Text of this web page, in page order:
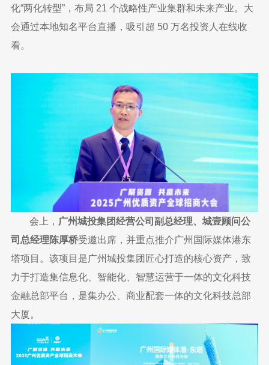
化“两化转型”，布局 21 个战略性产业集群和未来产业。大
会通过本地知名平台直播，吸引超 50 万名投资人在线收
看。
会上， 广州城投集团经营公司副总经理、城壹顾问公
司总经理陈厚桥受邀出席，并重点推介广州国际媒体港东
塔项目。该项目是广州城投集团匠心打造的核心资产，致
力于打造集信息化、智能化、智慧运营于一体的文化科技
金融总部平台，是集办公、商业配套一体的文化科技总部
大厦。